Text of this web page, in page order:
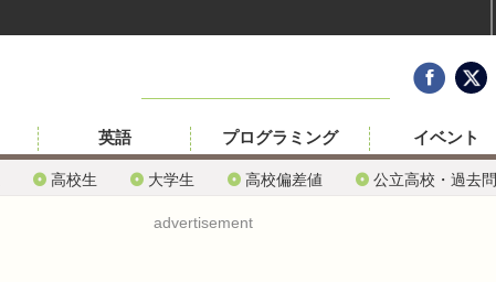
高校生 大学生 高校偏差値 公立高校・過去問
英語 プログラミング イベント
advertisement